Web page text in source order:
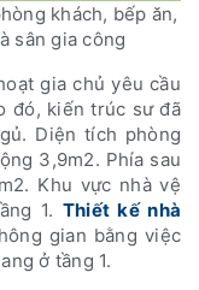
khách, bếp ăn,
sân gia công
gia chủ yêu cầu
đó, kiến trúc sư đã
Diện tích phòng
3,9m2. Phía sau
Khu vực nhà vệ
1. Thiết kế nhà
gian bằng việc
ở tầng 1.